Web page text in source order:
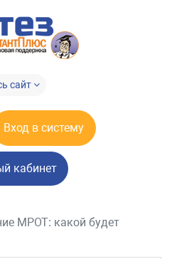
сайт
Вход в систему
кабинет
МРОТ: какой будет